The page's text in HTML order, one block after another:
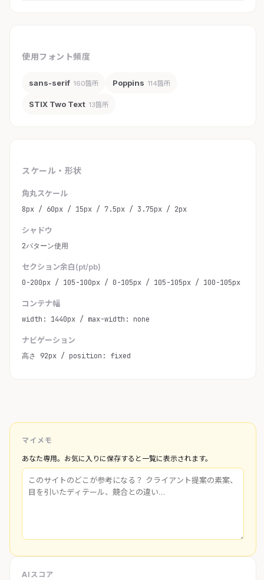
使用フォント頻度
sans-serif 160箇所 Poppins 114箇所
STIX Two Text 13箇所
スケール・形状
角丸スケール
8px / 60px / 15px / 7.5px / 3.75px / 2px
シャドウ
2パターン使用
セクション余白(pt/pb)
0-200px / 105-100px / 0-105px / 105-105px / 100-105px
コンテナ幅
width: 1440px / max-width: none
ナビゲーション
高さ 92px / position: fixed
マイメモ
あなた専用。お気に入りに保存すると一覧に表示されます。
AIスコア